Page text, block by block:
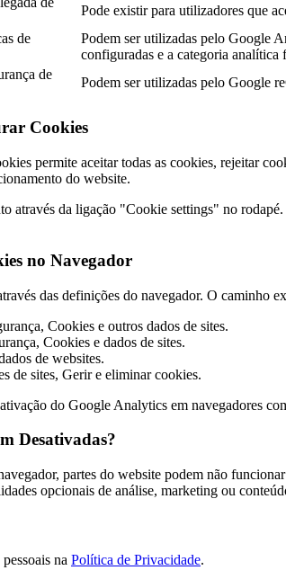
Pode existir para utilizadores que
de
Podem ser utilizadas pelo Google
configuradas e a categoria analítica
de
Podem ser utilizadas pelo Google
Cookies
permite aceitar todas as cookies, rejeitar
do website.
através da ligação "Cookie settings" no
no Navegador
das definições do navegador. O caminho
Cookies e outros dados de sites.
Cookies e dados de sites.
de websites.
de sites, Gerir e eliminar cookies.
do Google Analytics em navegadores
Desativadas?
partes do website podem não
opcionais de análise, marketing ou
na Política de Privacidade.